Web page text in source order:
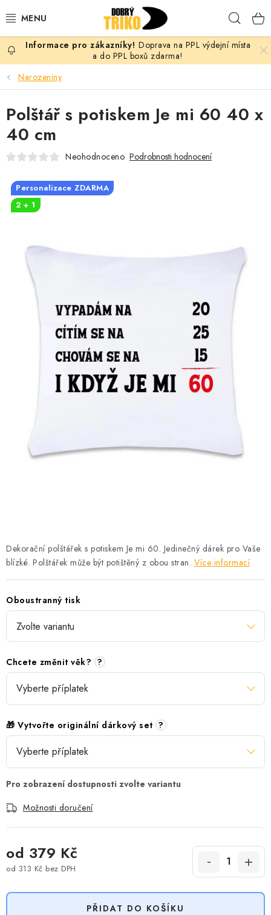
na
PRO ŽENY
PRO MUŽE
PRO DĚTI
PRO PÁRY
VLASTNÍ MOTIV
MIKINY
OKAMŽITĚ K ODBĚRU
MÁM SRDCE POMÁHÁM
Doprava na PPL výdejní místa
a do PPL boxů zdarma!
Narozeniny
Dekorační polštářek s potiskem Je mi 60. Jedinečný dárek pro Vaše
blízké. Polštářek může být potištěný z obou stran. Více informací
Oboustranný tisk
Chcete změnit věk? ?
🎁 Vytvořte originální dárkový set ?
Možnosti doručení
od 379 Kč
od 313 Kč bez DPH
PŘIDAT DO KOŠÍKU
Polštář s potiskem Je mi 60 40 x
40 cm
Neohodnoceno Podrobnosti hodnocení
Personalizace ZDARMA
2 + 1